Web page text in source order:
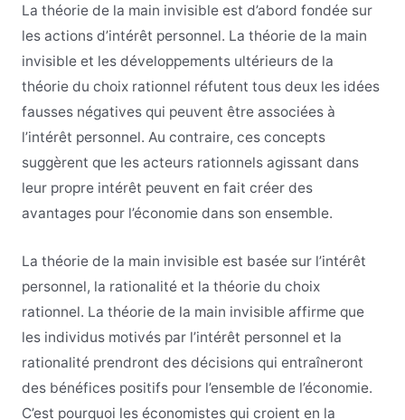
La théorie de la main invisible est d’abord fondée sur
les actions d’intérêt personnel. La théorie de la main
invisible et les développements ultérieurs de la
théorie du choix rationnel réfutent tous deux les idées
fausses négatives qui peuvent être associées à
l’intérêt personnel. Au contraire, ces concepts
suggèrent que les acteurs rationnels agissant dans
leur propre intérêt peuvent en fait créer des
avantages pour l’économie dans son ensemble.
La théorie de la main invisible est basée sur l’intérêt
personnel, la rationalité et la théorie du choix
rationnel. La théorie de la main invisible affirme que
les individus motivés par l’intérêt personnel et la
rationalité prendront des décisions qui entraîneront
des bénéfices positifs pour l’ensemble de l’économie.
C’est pourquoi les économistes qui croient en la